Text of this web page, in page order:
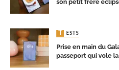
son petit frère
TESTS
Prise en main du
passeport qui vole